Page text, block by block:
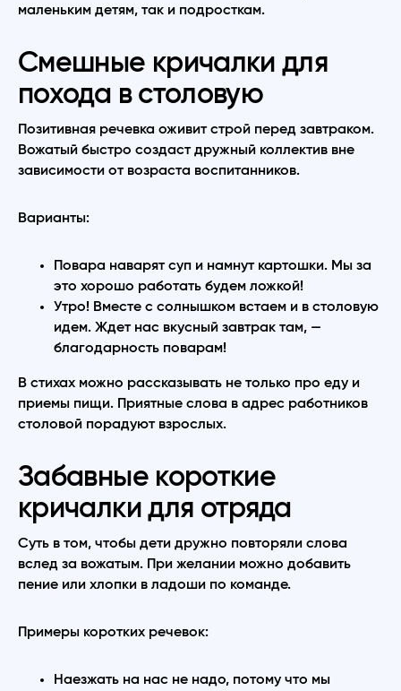
маленьким детям, так и подросткам.
Смешные кричалки для
похода в столовую
Позитивная речевка оживит строй перед завтраком.
Вожатый быстро создаст дружный коллектив вне
зависимости от возраста воспитанников.
Варианты:
Повара наварят суп и намнут картошки. Мы за
это хорошо работать будем ложкой!
Утро! Вместе с солнышком встаем и в столовую
идем. Ждет нас вкусный завтрак там, —
благодарность поварам!
В стихах можно рассказывать не только про еду и
приемы пищи. Приятные слова в адрес работников
столовой порадуют взрослых.
Забавные короткие
кричалки для отряда
Суть в том, чтобы дети дружно повторяли слова
вслед за вожатым. При желании можно добавить
пение или хлопки в ладоши по команде.
Примеры коротких речевок:
Наезжать на нас не надо, потому что мы